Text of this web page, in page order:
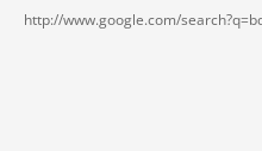
http://www.google.com/